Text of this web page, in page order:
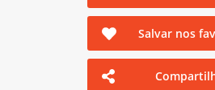
Salvar nos